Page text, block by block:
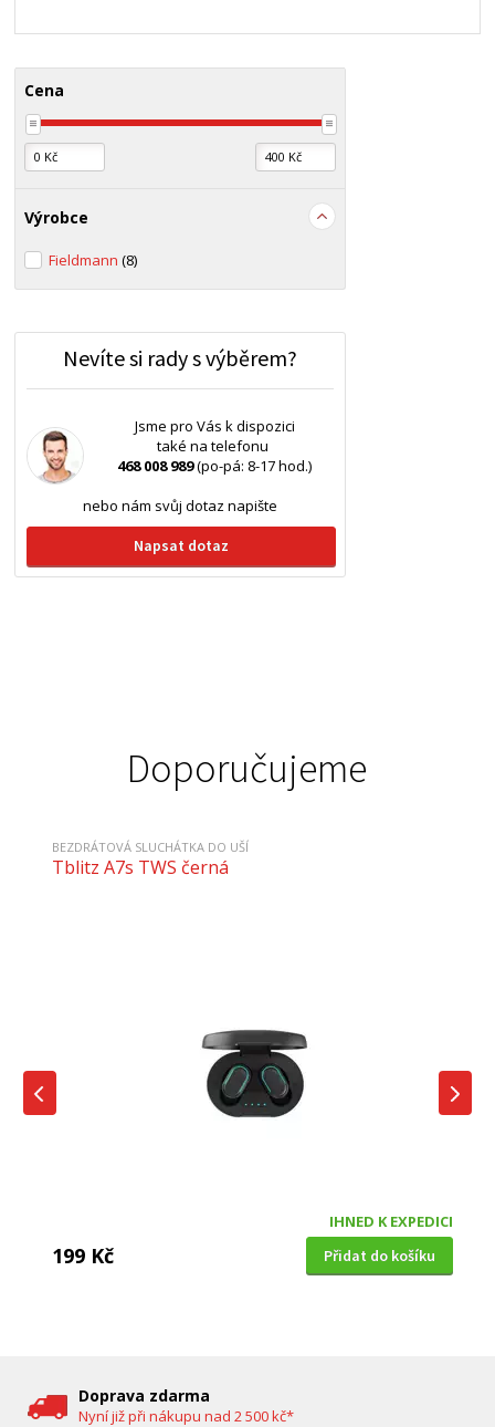
Cena
Výrobce
Fieldmann(8)
Nevíte si rady s výběrem?
Jsme pro Vás k dispozici
také na telefonu
468 008 989(po-pá: 8-17 hod.)
nebo nám svůj dotaz napište
Napsat dotaz
Doporučujeme
BEZDRÁTOVÁ SLUCHÁTKA DO UŠÍ
Tblitz A7s TWS černá
IHNED K EXPEDICI
199 Kč Přidat do košíku
Doprava zdarma
Nyní již při nákupu nad 2 500 kč*